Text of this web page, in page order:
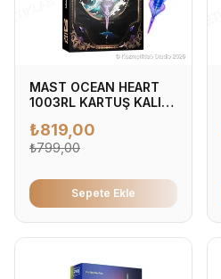
MAST OCEAN HEART
1003RL KARTUŞ KALICI
₺819,00
₺799,00
Sepete Ekle